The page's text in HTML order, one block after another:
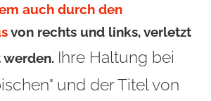
auch durch den
von rechts und links, verletzt
Ihre Haltung bei
und der Titel von